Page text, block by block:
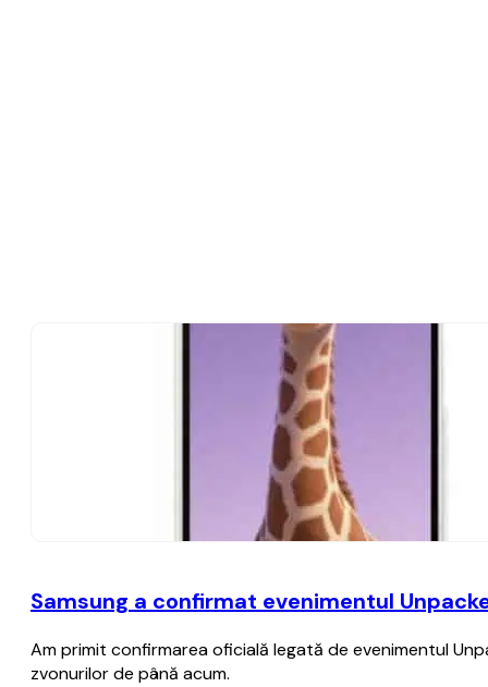
Samsung a confirmat evenimentul
Am primit confirmarea oficială legată de evenimentul
zvonurilor de până acum.